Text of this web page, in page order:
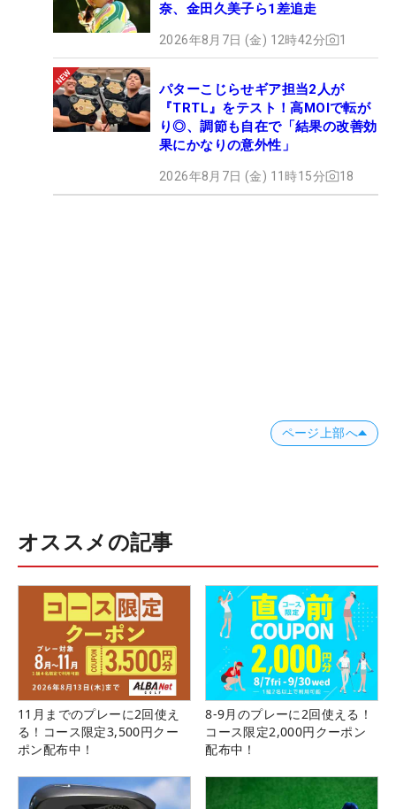
奈、金田久美子ら1差追走
2026年8月7日 (金) 12時42分 1
パターこじらせギア担当2人が
『TRTL』をテスト！高MOIで転が
り◎、調節も自在で「結果の改善効
果にかなりの意外性」
2026年8月7日 (金) 11時15分 18
ページ上部へ
オススメの記事
11月までのプレーに2回使え
る！コース限定3,500円クー
ポン配布中！
8-9月のプレーに2回使える！
コース限定2,000円クーポン
配布中！